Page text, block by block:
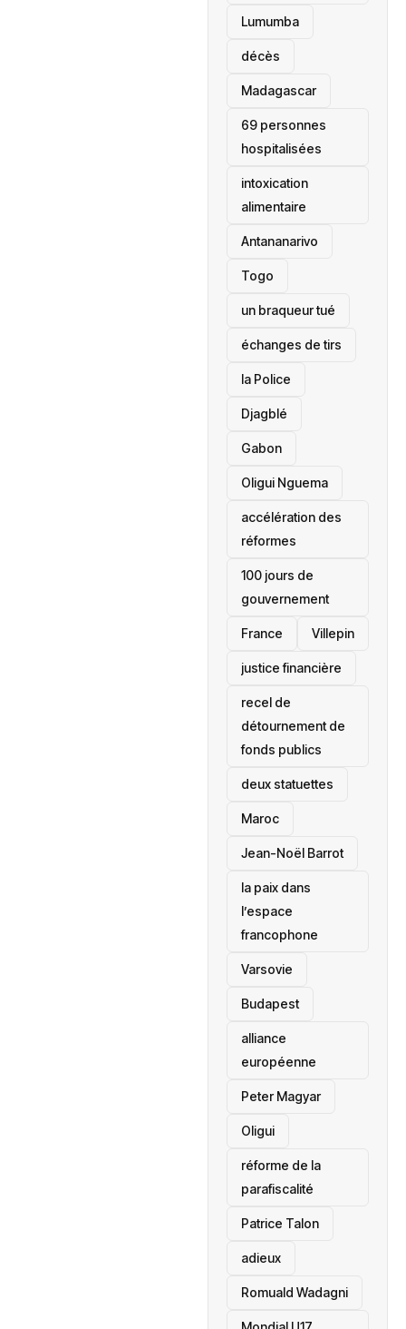
Lumumba
décès
‎Madagascar
69 personnes
hospitalisées
intoxication
alimentaire
Antananarivo
‎Togo
un braqueur tué
échanges de tirs
la Police
Djagblé
Gabon
Oligui Nguema
accélération des
réformes
100 jours de
gouvernement
France Villepin
justice financière
recel de
détournement de
fonds publics
deux statuettes
Maroc
Jean-Noël Barrot
la paix dans
l’espace
francophone
‎Varsovie
Budapest
alliance
européenne
Peter Magyar
Oligui
réforme de la
parafiscalité
Patrice Talon
adieux
Romuald Wadagni